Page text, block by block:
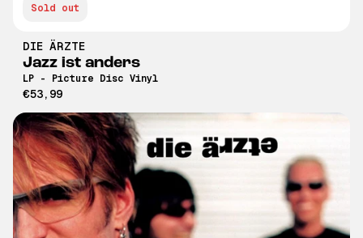
Sold out
DIE ÄRZTE
Jazz ist anders
LP - Picture Disc Vinyl
€53,99